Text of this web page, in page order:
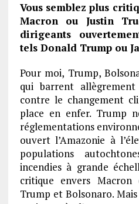
Vous semblez plus
Macron ou Justin
dirigeants
tels Donald Trump ou
Pour moi, Trump,
qui barrent
contre le changement
place en enfer. Trump
réglementations
ouvert l’Amazonie à
populations
incendies à grande
critique envers Macron
Trump et Bolsonaro.